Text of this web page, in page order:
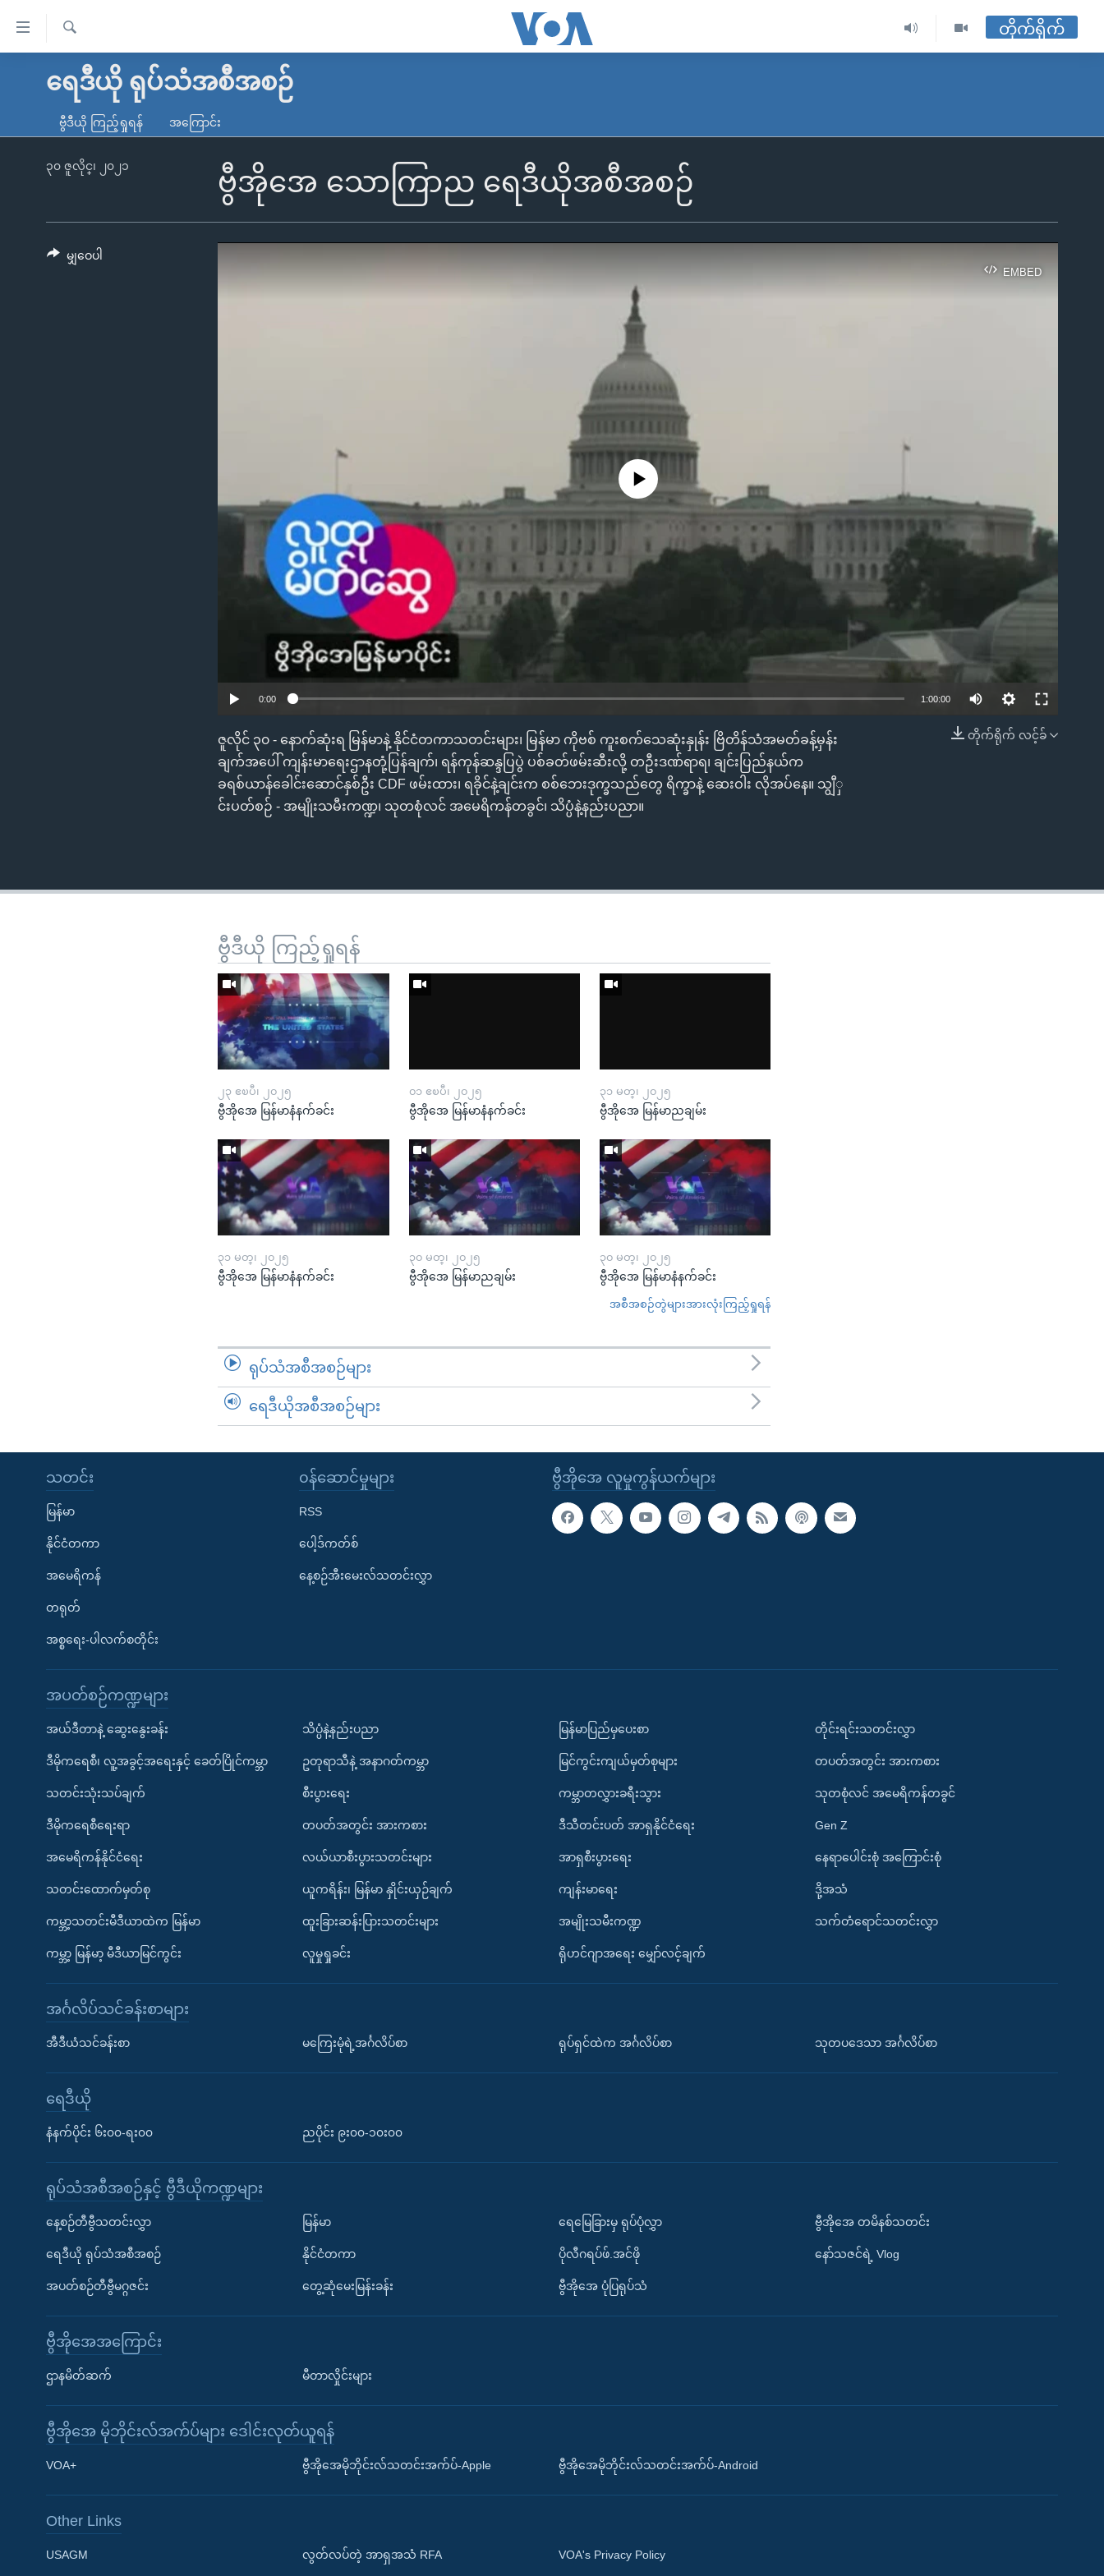
လွယ်ကူ
သည့်
မူလစာမျက်နှာ
ကမ္ဘာ့သတင်းများ
နိုင်ငံတကာ
တရုတ်
အစ္စရေး-ပါလက်စတိုင်း
ရပ်ဝန်းတခု လမ်းတခု အလွန်
အင်္ဂလိပ်စာလေ့လာမယ်
Learning English
ရ
တိုက်ရိုက်
ရေဒီယို ရုပ်သံအစီအစဉ်
ဗွီဒီယို ကြည့်ရှုရန် အကြောင်း
ဗွီအိုအေ သောကြာည ရေဒီယိုအစီအစဉ်
၃၀ ဇူလိုင္၊ ၂၀၂၁
EMBED
EMBED
No media source currently available
0:00 1:00:00
တိုက်ရိုက် လင့်ခ်
ဇူလိုင် ၃၀ - နောက်ဆုံးရ မြန်မာနဲ့ နိုင်ငံတကာသတင်းများ၊ မြန်မာ ကိုဗစ် ကူးစက်သေဆုံးနှုန်း ဗြိတိန်သံအမတ်ခန့်မှန်း
ချက်အပေါ် ကျန်းမာရေးဌာနတုံ့ပြန်ချက်၊ ရန်ကုန်ဆန္ဒပြပွဲ ပစ်ခတ်ဖမ်းဆီးလို့ တဦးဒဏ်ရာရ၊ ချင်းပြည်နယ်က
ခရစ်ယာန်ခေါင်းဆောင်နှစ်ဦး CDF ဖမ်းထား၊ ရခိုင်နဲ့ချင်းက စစ်ဘေးဒုက္ခသည်တွေ ရိက္ခာနဲ့ ဆေးဝါး လိုအပ်နေ။ သျွီှ
င်းပတ်စဉ် - အမျိုးသမီးကဏ္ဍ၊ သုတစုံလင် အမေရိကန်တခွင်၊ သိပ္ပံနဲ့နည်းပညာ။
မျှဝေပါ
ဗွီဒီယို ကြည့်ရှုရန်
၂၃ ဧၿပီ၊ ၂၀၂၅
ဗွီအိုအေ မြန်မာနံနက်ခင်း
၀၁ ဧၿပီ၊ ၂၀၂၅
ဗွီအိုအေ မြန်မာနံနက်ခင်း
၃၁ မတ္၊ ၂၀၂၅
ဗွီအိုအေ မြန်မာညချမ်း
၃၁ မတ္၊ ၂၀၂၅
ဗွီအိုအေ မြန်မာနံနက်ခင်း
၃၀ မတ္၊ ၂၀၂၅
ဗွီအိုအေ မြန်မာညချမ်း
၃၀ မတ္၊ ၂၀၂၅
ဗွီအိုအေ မြန်မာနံနက်ခင်း
အစီအစဉ်တွဲများအားလုံးကြည့်ရှုရန်
ရုပ်သံအစီအစဉ်များ
ရေဒီယိုအစီအစဉ်များ
ဗွီအိုအေ လူမှုကွန်ယက်များ
သတင်း
မြန်မာ
နိုင်ငံတကာ
အမေရိကန်
တရုတ်
အစ္စရေး-ပါလက်စတိုင်း
၀န်ဆောင်မှုများ
RSS
ပေါ့ဒ်ကတ်စ်
နေ့စဉ်အီးမေးလ်သတင်းလွှာ
အပတ်စဉ်ကဏ္ဍများ
အယ်ဒီတာနဲ့ ဆွေးနွေးခန်း
ဒီမိုကရေစီ၊ လူ့အခွင့်အရေးနှင့် ခေတ်ပြိုင်ကမ္ဘာ
သတင်းသုံးသပ်ချက်
ဒီမိုကရေစီရေးရာ
အမေရိကန်နိုင်ငံရေး
သတင်းထောက်မှတ်စု
ကမ္ဘာ့သတင်းမီဒီယာထဲက မြန်မာ
ကမ္ဘာ့ မြန်မာ့ မီဒီယာမြင်ကွင်း
သိပ္ပံနဲ့နည်းပညာ
ဥတုရာသီနဲ့ အနာဂတ်ကမ္ဘာ
စီးပွားရေး
တပတ်အတွင်း အားကစား
လယ်ယာစီးပွားသတင်းများ
ယူကရိန်း၊ မြန်မာ နှိုင်းယှဉ်ချက်
ထူးခြားဆန်းပြားသတင်းများ
လူမှုရှုခင်း
မြန်မာပြည်မှပေးစာ
မြင်ကွင်းကျယ်မှတ်စုများ
ကမ္ဘာတလွှားခရီးသွား
ဒီသီတင်းပတ် အာရှနိုင်ငံရေး
အာရှစီးပွားရေး
ကျန်းမာရေး
အမျိုးသမီးကဏ္ဍ
ရိုဟင်ဂျာအရေး မျှော်လင့်ချက်
တိုင်းရင်းသတင်းလွှာ
တပတ်အတွင်း အားကစား
သုတစုံလင် အမေရိကန်တခွင်
Gen Z
နေရာပေါင်းစုံ အကြောင်းစုံ
ဒို့အသံ
သက်တံရောင်သတင်းလွှာ
အင်္ဂလိပ်သင်ခန်းစာများ
အီဒီယံသင်ခန်းစာ မကြေးမုံရဲ့အင်္ဂလိပ်စာ ရုပ်ရှင်ထဲက အင်္ဂလိပ်စာ သုတပဒေသာ အင်္ဂလိပ်စာ
ရေဒီယို
နံနက်ပိုင်း ၆း၀၀-ရး၀၀ ညပိုင်း ၉း၀၀-၁၀း၀၀
ရုပ်သံအစီအစဉ်နှင့် ဗွီဒီယိုကဏ္ဍများ
နေ့စဉ်တီဗွီသတင်းလွှာ
ရေဒီယို ရုပ်သံအစီအစဉ်
အပတ်စဉ်တီဗွီမဂ္ဂဇင်း
မြန်မာ
နိုင်ငံတကာ
တွေ့ဆုံမေးမြန်းခန်း
ရေမြေခြားမှ ရုပ်ပုံလွှာ
ပိုလီဂရပ်ဖ်.အင်ဖို
ဗွီအိုအေ ပုံပြရုပ်သံ
ဗွီအိုအေ တမိနစ်သတင်း
နော်သဇင်ရဲ့ Vlog
ဗွီအိုအေအကြောင်း
ဌာနမိတ်ဆက် မီတာလှိုင်းများ
ဗွီအိုအေ မိုဘိုင်းလ်အက်ပ်များ ဒေါင်းလုတ်ယူရန်
VOA+ ဗွီအိုအေမိုဘိုင်းလ်သတင်းအက်ပ်-Apple ဗွီအိုအေမိုဘိုင်းလ်သတင်းအက်ပ်-Android
Other Links
USAGM လွတ်လပ်တဲ့ အာရှအသံ RFA VOA's Privacy Policy